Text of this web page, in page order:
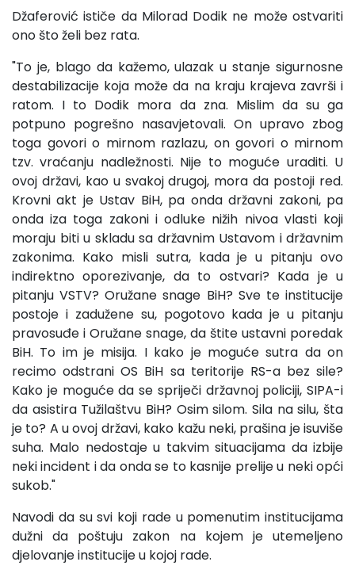
Džaferović ističe da Milorad Dodik ne može ostvariti
ono što želi bez rata.
"To je, blago da kažemo, ulazak u stanje sigurnosne
destabilizacije koja može da na kraju krajeva završi i
ratom. I to Dodik mora da zna. Mislim da su ga
potpuno pogrešno nasavjetovali. On upravo zbog
toga govori o mirnom razlazu, on govori o mirnom
tzv. vraćanju nadležnosti. Nije to moguće uraditi. U
ovoj državi, kao u svakoj drugoj, mora da postoji red.
Krovni akt je Ustav BiH, pa onda državni zakoni, pa
onda iza toga zakoni i odluke nižih nivoa vlasti koji
moraju biti u skladu sa državnim Ustavom i državnim
zakonima. Kako misli sutra, kada je u pitanju ovo
indirektno oporezivanje, da to ostvari? Kada je u
pitanju VSTV? Oružane snage BiH? Sve te institucije
postoje i zadužene su, pogotovo kada je u pitanju
pravosuđe i Oružane snage, da štite ustavni poredak
BiH. To im je misija. I kako je moguće sutra da on
recimo odstrani OS BiH sa teritorije RS-a bez sile?
Kako je moguće da se spriječi državnoj policiji, SIPA-i
da asistira Tužilaštvu BiH? Osim silom. Sila na silu, šta
je to? A u ovoj državi, kako kažu neki, prašina je isuviše
suha. Malo nedostaje u takvim situacijama da izbije
neki incident i da onda se to kasnije prelije u neki opći
sukob."
Navodi da su svi koji rade u pomenutim institucijama
dužni da poštuju zakon na kojem je utemeljeno
djelovanje institucije u kojoj rade.